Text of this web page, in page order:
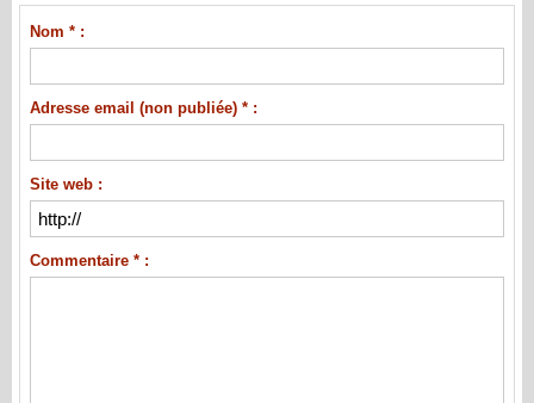
Nom * :
Adresse email (non publiée) * :
Site web :
Commentaire * :